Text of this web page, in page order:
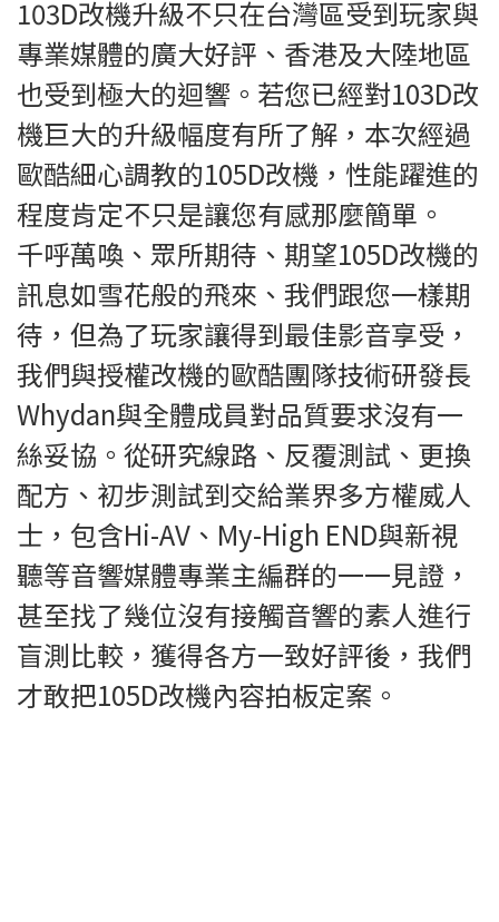
103D改機升級不只在台灣區受到玩家與
專業媒體的廣大好評、香港及大陸地區
也受到極大的迴響。若您已經對103D改
機巨大的升級幅度有所了解，本次經過
歐酷細心調教的105D改機，性能躍進的
程度肯定不只是讓您有感那麼簡單。
千呼萬喚、眾所期待、期望105D改機的
訊息如雪花般的飛來、我們跟您一樣期
待，但為了玩家讓得到最佳影音享受，
我們與授權改機的歐酷團隊技術研發長
Whydan與全體成員對品質要求沒有一
絲妥協。從研究線路、反覆測試、更換
配方、初步測試到交給業界多方權威人
士，包含Hi-AV、My-High END與新視
聽等音響媒體專業主編群的一一見證，
甚至找了幾位沒有接觸音響的素人進行
盲測比較，獲得各方一致好評後，我們
才敢把105D改機內容拍板定案。